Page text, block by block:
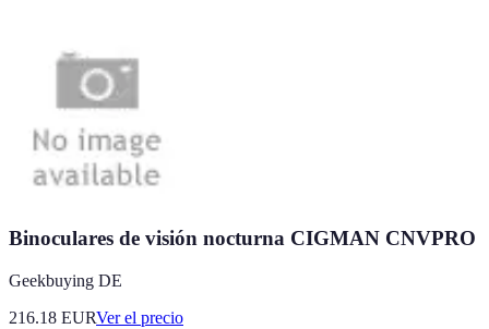
Binoculares de visión nocturna CIGMAN CNVPRO
Geekbuying DE
216.18 EURVer el precio